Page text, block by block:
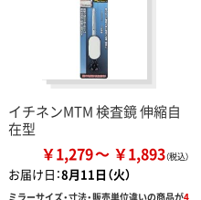
イチネンMTM 検査鏡 伸縮自
在型
￥1,279 ￥1,893
お届け日：8月11日（火）
ミラーサイズ・寸法・販売単位違いの商品が4